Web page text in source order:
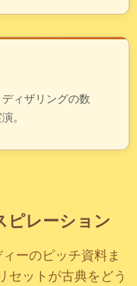
ィザリングの数
。
ピレーション
ーのピッチ資料ま
セットが古典をどう